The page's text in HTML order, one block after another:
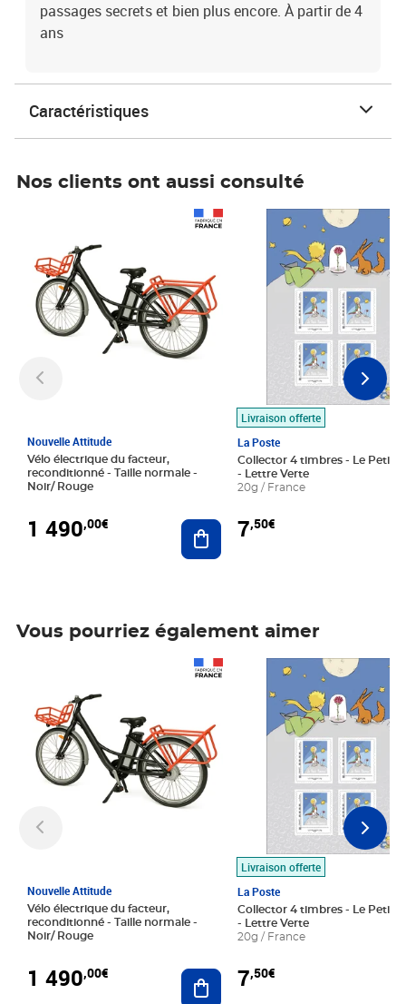
passages secrets et bien plus encore. À partir de 4
ans
Caractéristiques
Nos clients ont aussi consulté
Nouvelle Attitude
Vélo électrique du facteur,
reconditionné - Taille normale -
Noir/ Rouge
1 490,00€ Ajouter au panier
Livraison offerte
La Poste
Collector 4 timbres - Le Petit
- Lettre Verte
20g / France
7,50€
Prix 7,50€
Vous pourriez également aimer
Nouvelle Attitude
Vélo électrique du facteur,
reconditionné - Taille normale -
Noir/ Rouge
1 490,00€ Ajouter au panier
Livraison offerte
La Poste
Collector 4 timbres - Le Petit
- Lettre Verte
20g / France
7,50€
Prix 7,50€